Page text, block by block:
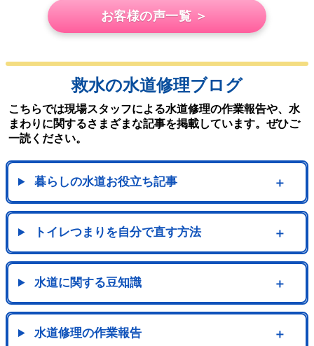
お客様の声一覧 ＞
救水の水道修理ブログ
こちらでは現場スタッフによる水道修理の作業報告や、水
まわりに関するさまざまな記事を掲載しています。ぜひご
一読ください。
暮らしの水道お役立ち記事 ＋
トイレつまりを自分で直す方法 ＋
水道に関する豆知識 ＋
水道修理の作業報告 ＋